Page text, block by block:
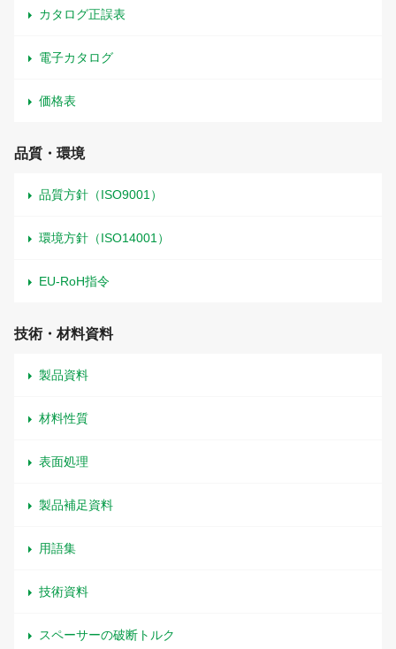
カタログ正誤表
電子カタログ
価格表
品質・環境
品質方針（ISO9001）
環境方針（ISO14001）
EU-RoH指令
技術・材料資料
製品資料
材料性質
表面処理
製品補足資料
用語集
技術資料
スペーサーの破断トルク